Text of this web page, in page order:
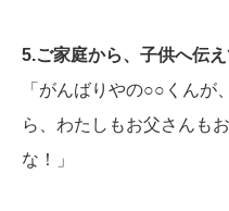
5.ご家庭から、子供へ伝
「がんばりやの○○くんが
ら、わたしもお父さんも
な！」